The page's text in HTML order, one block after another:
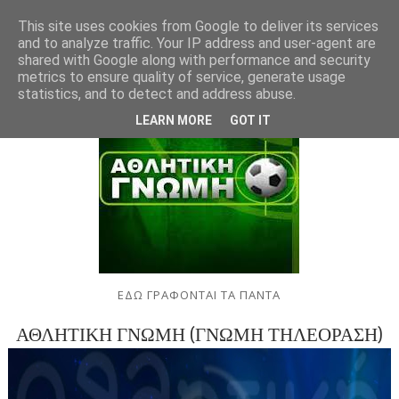
ΕΔΩ ΓΡΑΦΟΝΤΑΙ ΤΑ ΠΑΝΤΑ
ΑΘΛΗΤΙΚΗ ΓΝΩΜΗ (ΓΝΩΜΗ ΤΗΛΕΟΡΑΣΗ)
This site uses cookies from Google to deliver its services
and to analyze traffic. Your IP address and user-agent are
shared with Google along with performance and security
metrics to ensure quality of service, generate usage
statistics, and to detect and address abuse.
LEARN MORE GOT IT